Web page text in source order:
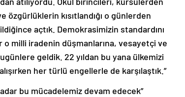
özgürlüklerin kısıtlandığı o günlerden
açtık. Demokrasimizin standardını
milli iradenin düşmanlarına, vesayetçi ve
geldik. 22 yıldan bu yana ülkemizi
her türlü engellerle de karşılaştık.”
bu mücadelemiz devam edecek”